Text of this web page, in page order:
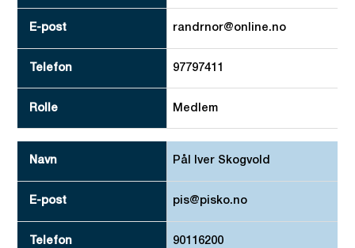
randrnor@online.no
97797411
Medlem
Pål Iver Skogvold
pis@pisko.no
90116200